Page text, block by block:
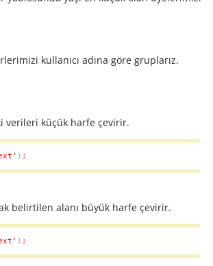
kullanıcı adına göre gruplarız.
verileri küçük harfe çevirir.
' ) ;
belirtilen alanı büyük harfe çevirir.
' ) ;